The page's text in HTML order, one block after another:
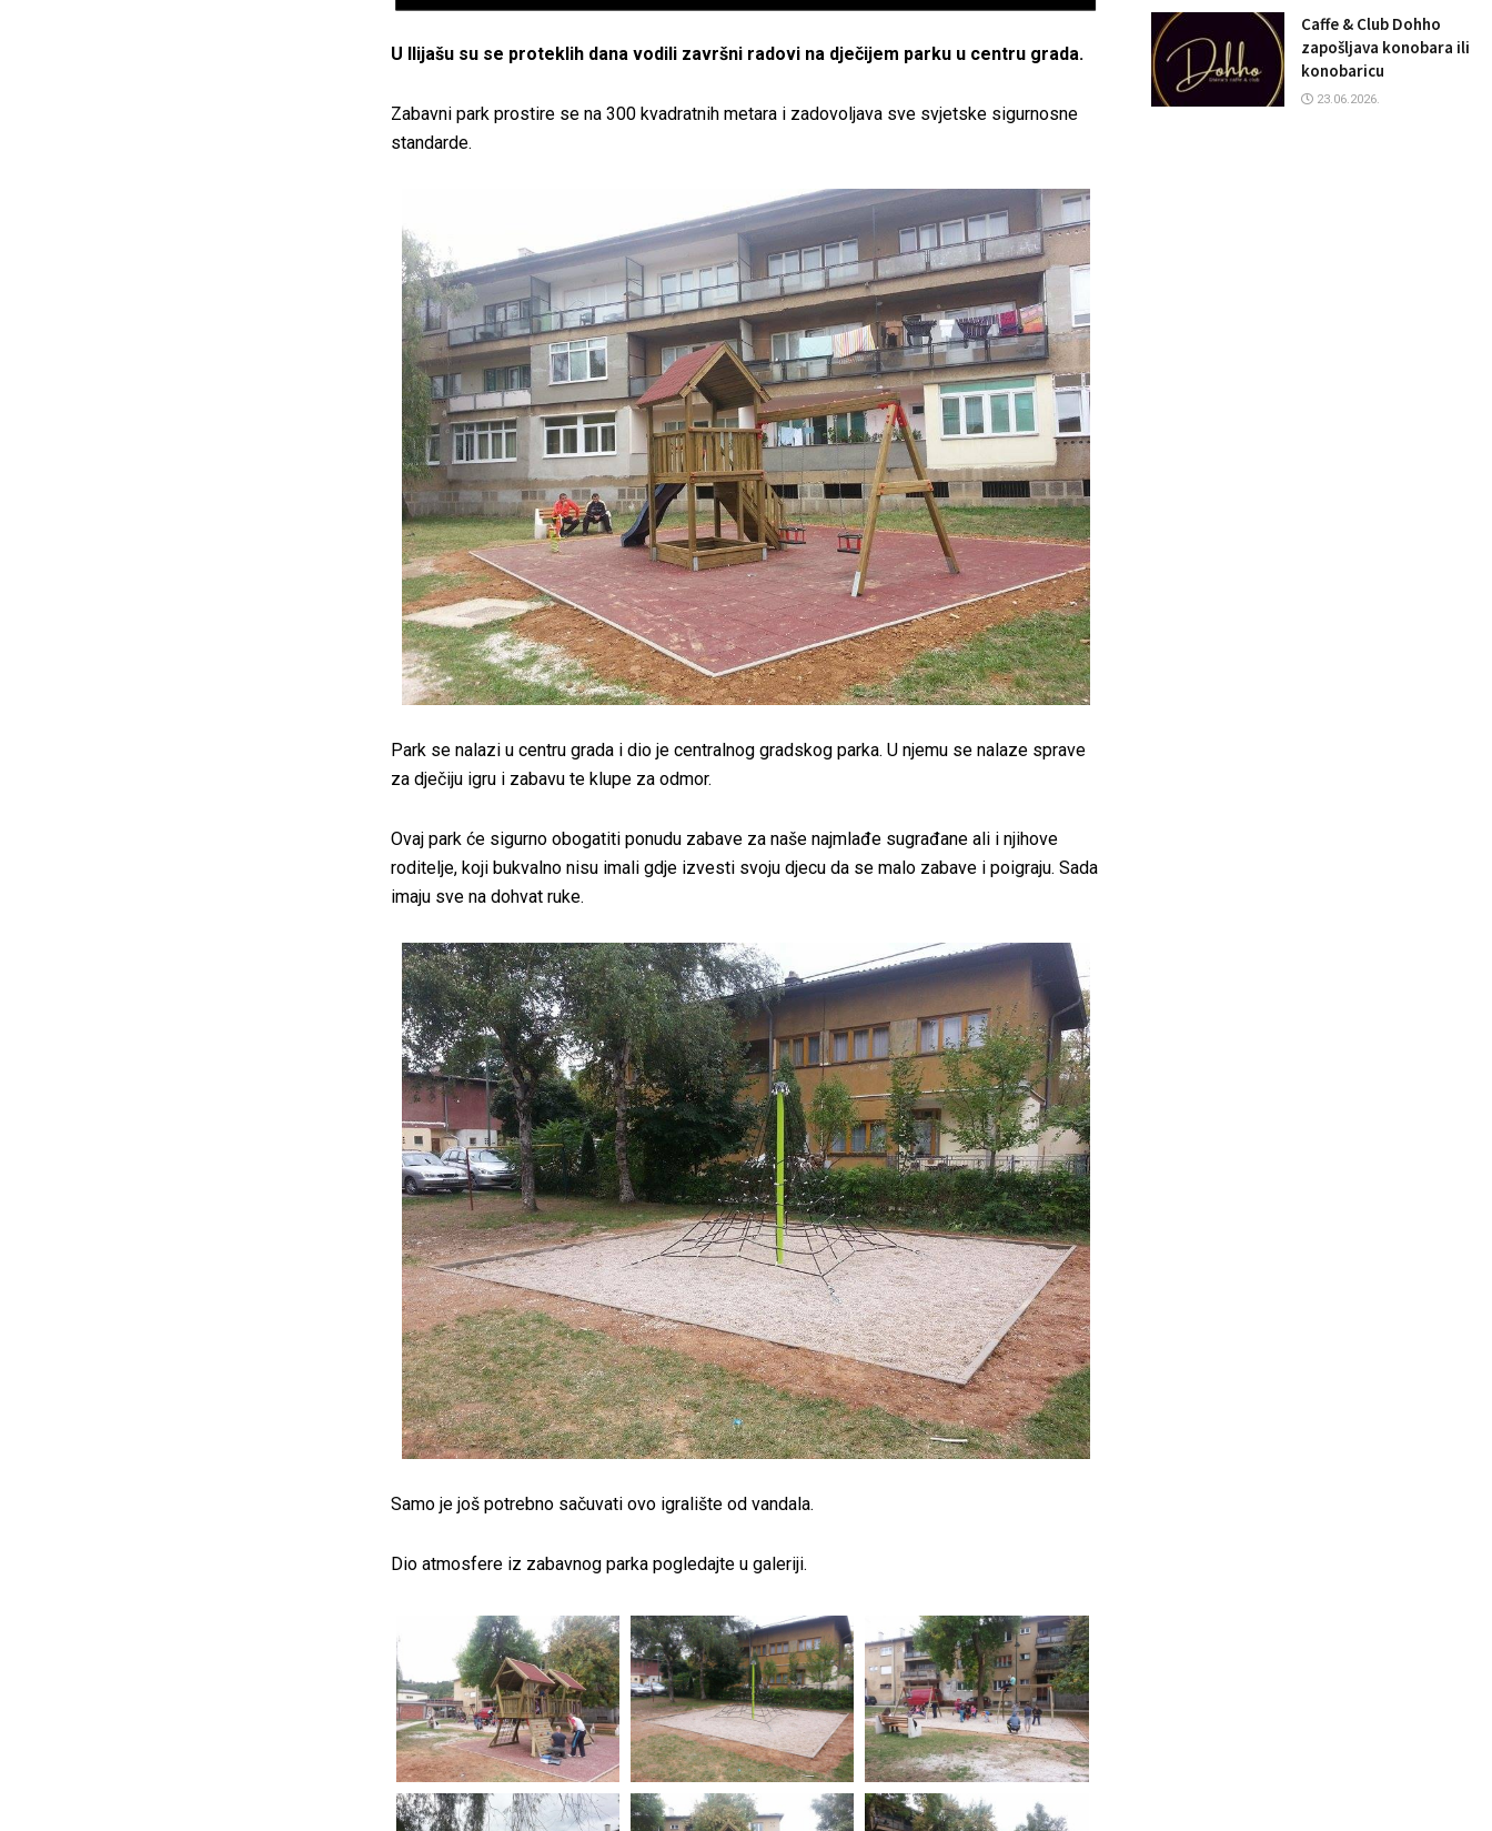
U Ilijašu su se proteklih dana vodili završni radovi na dječijem parku u centru grada.
Zabavni park prostire se na 300 kvadratnih metara i zadovoljava sve svjetske sigurnosne
standarde.
Park se nalazi u centru grada i dio je centralnog gradskog parka. U njemu se nalaze sprave
za dječiju igru i zabavu te klupe za odmor.
Ovaj park će sigurno obogatiti ponudu zabave za naše najmlađe sugrađane ali i njihove
roditelje, koji bukvalno nisu imali gdje izvesti svoju djecu da se malo zabave i poigraju. Sada
imaju sve na dohvat ruke.
Samo je još potrebno sačuvati ovo igralište od vandala.
Dio atmosfere iz zabavnog parka pogledajte u galeriji.
Caffe & Club Dohho
zapošljava konobara ili
konobaricu
23.06.2026.